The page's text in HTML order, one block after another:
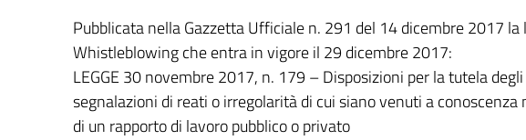
Pubblicata nella Gazzetta Ufficiale n. 291 del 14 dicembre 2017 la
Whistleblowing che entra in vigore il 29 dicembre 2017:
LEGGE 30 novembre 2017, n. 179 – Disposizioni per la tutela
segnalazioni di reati o irregolarità di cui siano venuti a conoscenza
di un rapporto di lavoro pubblico o privato